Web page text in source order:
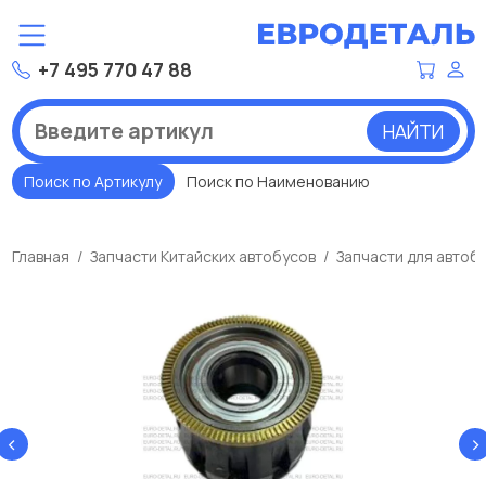
+7 495 770 47 88
НАЙТИ
Поиск по Артикулу Поиск по Наименованию
Главная Запчасти Китайских автобусов Запчасти для
‹ ›